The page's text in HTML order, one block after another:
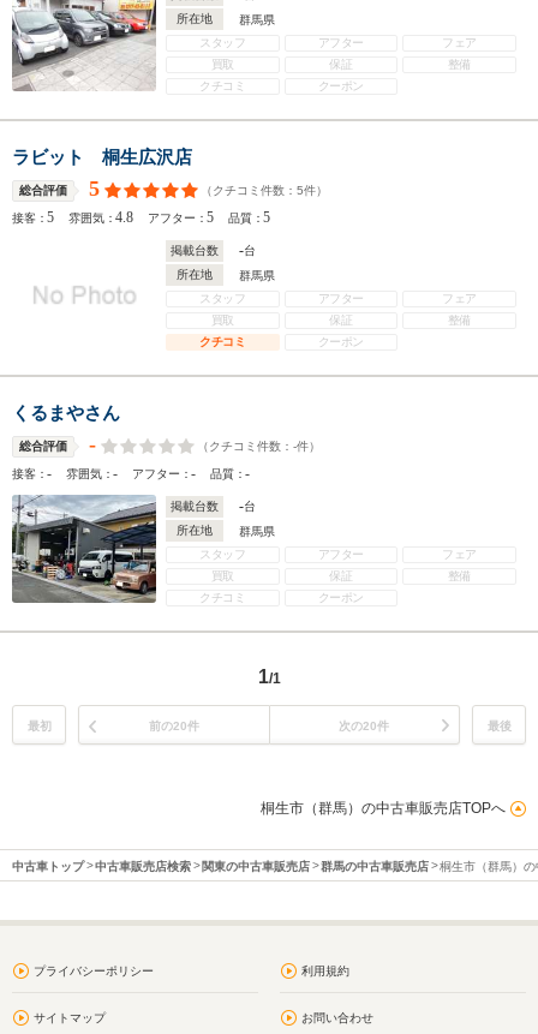
所在地
群馬県
スタッフ
アフター
フェア
買取
保証
整備
クチコミ
クーポン
ラビット 桐生広沢店
総合評価 5 （クチコミ件数： 5件）
接客：5 雰囲気：4.8 アフター：5 品質：5
掲載台数 -台
所在地
群馬県
スタッフ
アフター
フェア
買取
保証
整備
クチコミ
クーポン
くるまやさん
総合評価 - （クチコミ件数： -件）
接客：- 雰囲気：- アフター：- 品質：-
掲載台数 -台
所在地
群馬県
スタッフ
アフター
フェア
買取
保証
整備
クチコミ
クーポン
1/1
最初 前の20件 次の20件 最後
桐生市（群馬）の中古車販売店TOPへ
中古車トップ 中古車販売店検索 関東の中古車販売店 群馬の中古車販売店 桐生市（群馬）
プライバシーポリシー 利用規約
サイトマップ お問い合わせ